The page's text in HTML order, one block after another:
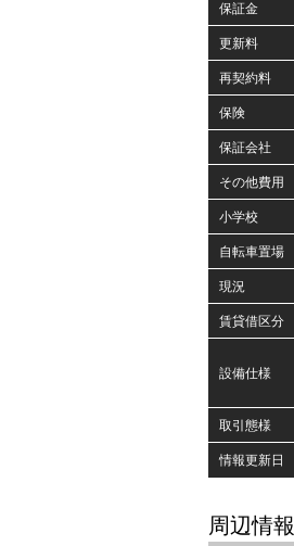
保証金
更新料
再契約料
保険
保証会社
その他費用
小学校
自転車置場
現況
賃貸借区分
設備仕様
取引態様
情報更新日
周辺情報